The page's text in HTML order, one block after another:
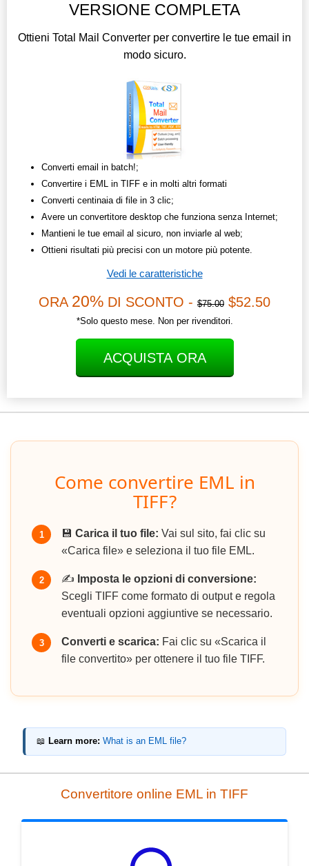
VERSIONE COMPLETA
Ottieni Total Mail Converter per convertire le tue email in
modo sicuro.
Converti email in batch!;
Convertire i EML in TIFF e in molti altri formati
Converti centinaia di file in 3 clic;
Avere un convertitore desktop che funziona senza Internet;
Mantieni le tue email al sicuro, non inviarle al web;
Ottieni risultati più precisi con un motore più potente.
Vedi le caratteristiche
ORA 20% DI SCONTO - $75.00 $52.50
*Solo questo mese. Non per rivenditori.
ACQUISTA ORA
Come convertire EML in
TIFF?
1 💾 Carica il tuo file: Vai sul sito, fai clic su
«Carica file» e seleziona il tuo file EML.
2 ✍️ Imposta le opzioni di conversione:
Scegli TIFF come formato di output e regola
eventuali opzioni aggiuntive se necessario.
3 Converti e scarica: Fai clic su «Scarica il
file convertito» per ottenere il tuo file TIFF.
📖 Learn more: What is an EML file?
Convertitore online EML in TIFF